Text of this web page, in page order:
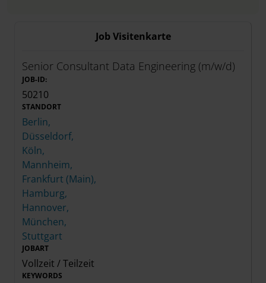
Job Visitenkarte
Senior Consultant Data Engineering (m/w/d)
JOB-ID:
50210
STANDORT
Berlin,
Düsseldorf,
Köln,
Mannheim,
Frankfurt (Main),
Hamburg,
Hannover,
München,
Stuttgart
JOBART
Vollzeit / Teilzeit
KEYWORDS